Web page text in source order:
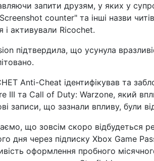
запити друзям, у яких у
counter" та інші назви
і активували Ricochet.
підтвердила, що усунула
Anti-Cheat ідентифікував та
III та Call of Duty: Warzone, який
записи, що зазнали впливу, були
що зовсім скоро відбудеться
дня через підписку Xbox Game
оформлення пробного